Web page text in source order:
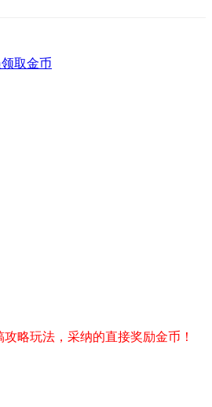
取金币
略玩法，采纳的直接奖励金币！